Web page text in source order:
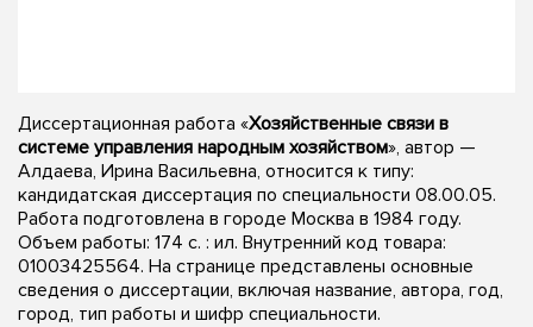
Диссертационная работа «Хозяйственные связи в
системе управления народным хозяйством», автор —
Алдаева, Ирина Васильевна, относится к типу:
кандидатская диссертация по специальности 08.00.05.
Работа подготовлена в городе Москва в 1984 году.
Объем работы: 174 c. : ил. Внутренний код товара:
01003425564. На странице представлены основные
сведения о диссертации, включая название, автора, год,
город, тип работы и шифр специальности.